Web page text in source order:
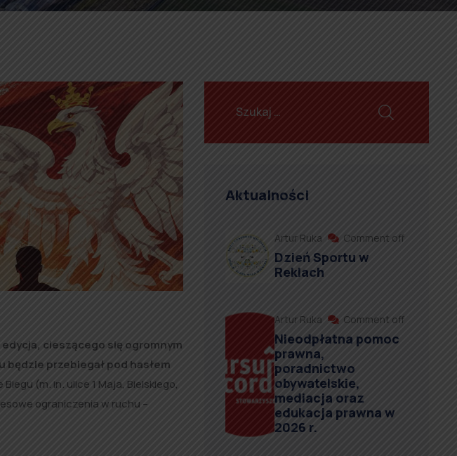
cieszącego się ogromnym
będzie przebiegał pod hasłem
(m. in. ulice 1 Maja, Bielskiego,
ograniczenia w ruchu –
Aktualności
Artur Ruka Comment off
Dzień Sportu w
Reklach
Artur Ruka Comment off
Nieodpłatna pomoc
prawna,
poradnictwo
obywatelskie,
mediacja oraz
edukacja prawna w
2026 r.